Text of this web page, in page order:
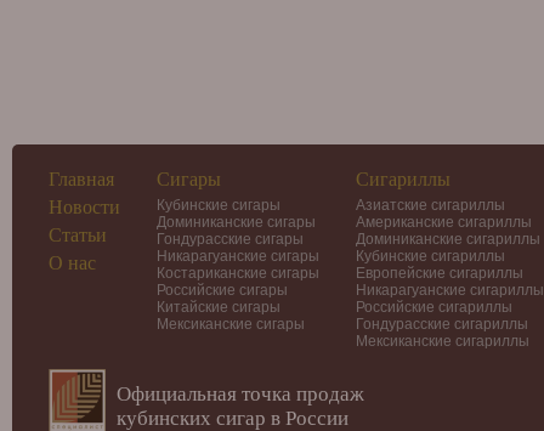
Главная
Новости
Статьи
О нас
Сигары
Кубинские сигары
Доминиканские сигары
Гондурасские сигары
Никарагуанские сигары
Костариканские сигары
Российские сигары
Китайские сигары
Мексиканские сигары
Сигариллы
Азиатские сигариллы
Американские сигариллы
Доминиканские сигариллы
Кубинские сигариллы
Европейские сигариллы
Никарагуанские сигариллы
Российские сигариллы
Гондурасские сигариллы
Мексиканские сигариллы
Официальная точка продаж
кубинских сигар в России